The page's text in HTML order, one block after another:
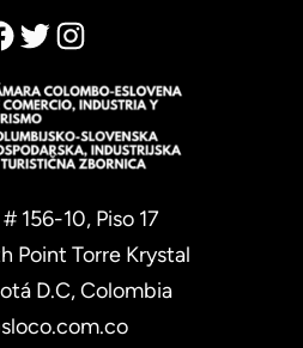
TwitterInstagram
156-10, Piso 17
Point Torre Krystal
D.C, Colombia